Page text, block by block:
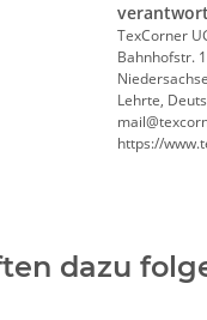
TexCorner
Bahnhofstr. 1
Lehrte,
https://
dazu